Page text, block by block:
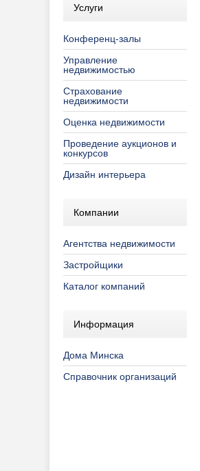
Услуги
Конференц-залы
Управление
недвижимостью
Страхование
недвижимости
Оценка недвижимости
Проведение аукционов и
конкурсов
Дизайн интерьера
Компании
Агентства недвижимости
Застройщики
Каталог компаний
Информация
Дома Минска
Справочник организаций